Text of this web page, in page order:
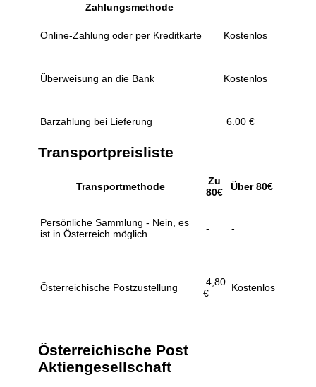
Zahlungsmethode
Online-Zahlung oder per Kreditkarte Kostenlos
Überweisung an die Bank Kostenlos
Barzahlung bei Lieferung 6.00 €
Transportpreisliste
Transportmethode
Zu
80€
Über 80€
Persönliche Sammlung - Nein, es
ist in Österreich möglich
- -
Österreichische Postzustellung
4,80
€
Kostenlos
Österreichische Post
Aktiengesellschaft